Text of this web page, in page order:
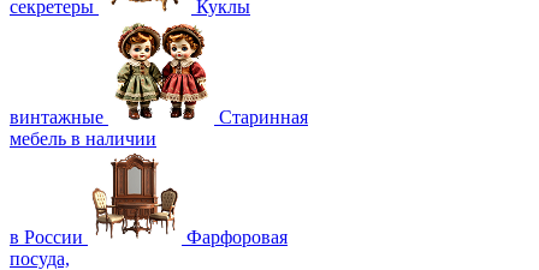
секретеры Куклы
винтажные
Старинная
мебель в наличии
в России
Фарфоровая
посуда,